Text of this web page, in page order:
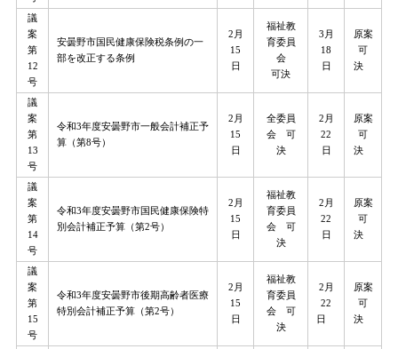
議
案
第
12
号
安曇野市国民健康保険税条例の一
部を改正する条例
2月
15
日
福祉教
育委員
会
可決
3月
18
日
原案
可
決
議
案
第
13
号
令和3年度安曇野市一般会計補正予
算（第8号）
2月
15
日
全委員
会 可
決
2月
22
日
原案
可
決
議
案
第
14
号
令和3年度安曇野市国民健康保険特
別会計補正予算（第2号）
2月
15
日
福祉教
育委員
会 可
決
2月
22
日
原案
可
決
議
案
第
15
号
令和3年度安曇野市後期高齢者医療
特別会計補正予算（第2号）
2月
15
日
福祉教
育委員
会 可
決
2月
22
日
原案
可
決